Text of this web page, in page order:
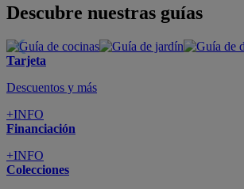
Descubre nuestras guías
Tarjeta
Descuentos y más
+INFO
Financiación
+INFO
Colecciones